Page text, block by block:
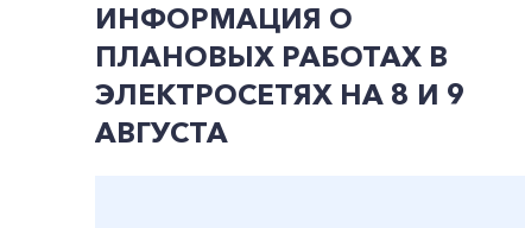
ИНФОРМАЦИЯ О
ПЛАНОВЫХ РАБОТАХ В
ЭЛЕКТРОСЕТЯХ НА 8 И 9
АВГУСТА